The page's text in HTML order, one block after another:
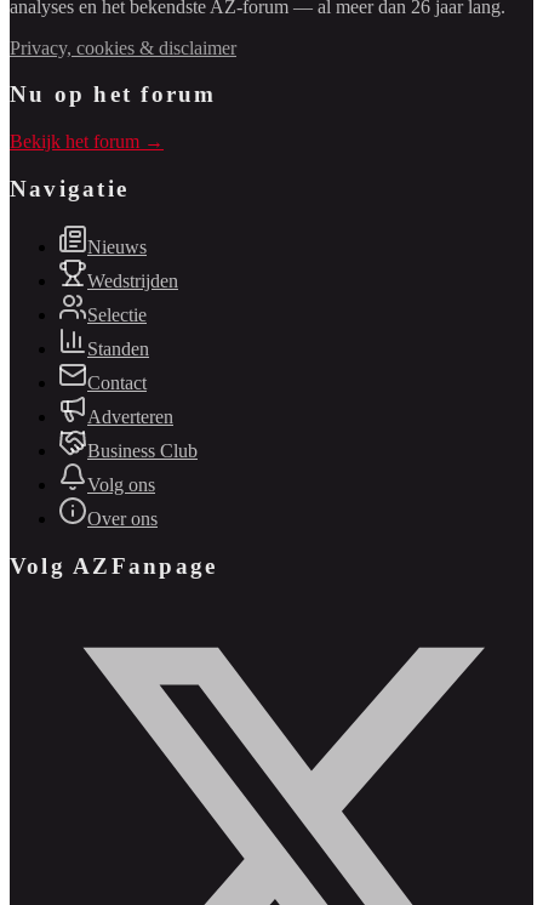
analyses en het bekendste AZ-forum — al meer dan 26 jaar lang.
Privacy, cookies & disclaimer
Nu op het forum
Bekijk het forum →
Navigatie
Nieuws
Wedstrijden
Selectie
Standen
Contact
Adverteren
Business Club
Volg ons
Over ons
Volg AZFanpage